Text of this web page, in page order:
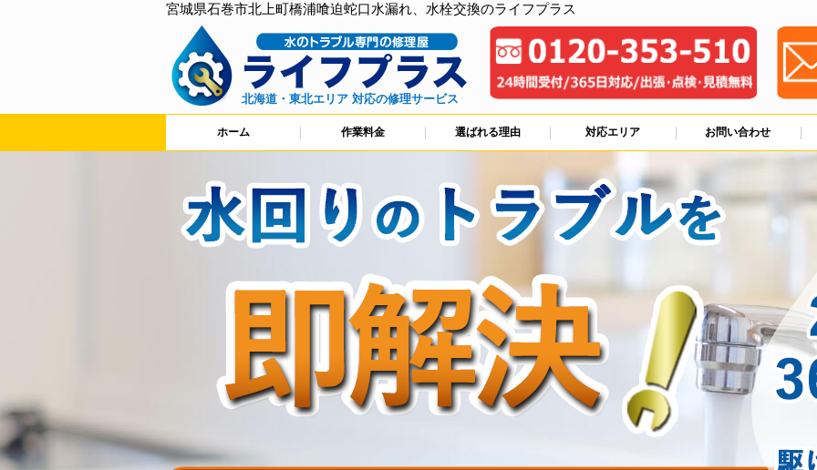
宮城県石巻市北上町橋浦喰迫蛇口水漏れ、水栓交換のライフプラス
北海道・東北エリア 対応の修理サービス
ホーム 作業料金 選ばれる理由 対応エリア お問い合わせ